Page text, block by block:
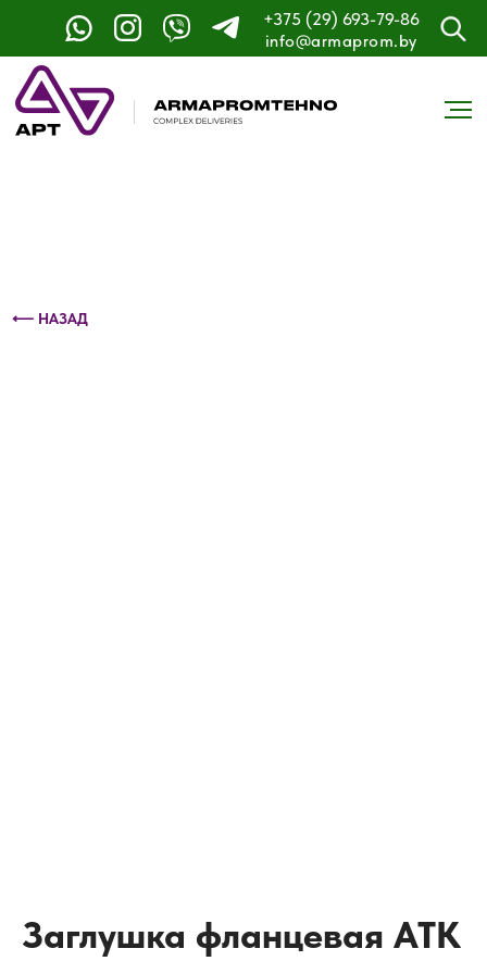
+375 (29) 693-79-86
info@armaprom.by
Контактный телефон: +375 (29) 693-79-86
⟵ НАЗАД
Заглушка фланцевая АТК